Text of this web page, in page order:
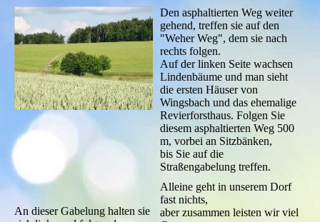
Den asphaltierten Weg weiter
gehend, treffen sie auf den
"Weher Weg", dem sie nach
rechts folgen.
Auf der linken Seite wachsen
Lindenbäume und man sieht
die ersten Häuser von
Wingsbach und das ehemalige
Revierforsthaus. Folgen Sie
diesem asphaltierten Weg 500
m, vorbei an Sitzbänken,
bis Sie auf die
Straßengabelung treffen.
An dieser Gabelung halten sie
Alleine geht in unserem Dorf
fast nichts,
aber zusammen leisten wir viel